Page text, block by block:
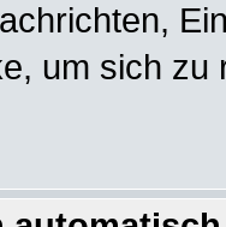
um sich